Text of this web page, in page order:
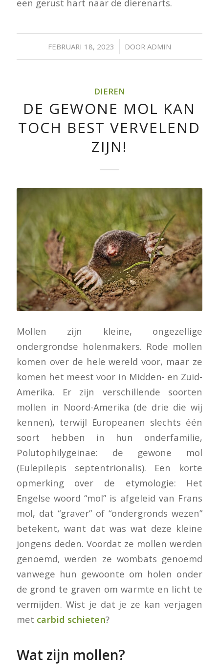
een gerust hart naar de dierenarts.
FEBRUARI 18, 2023
/ DOOR ADMIN
DIEREN
DE GEWONE MOL KAN
TOCH BEST VERVELEND
ZIJN!
Mollen zijn kleine, ongezellige
ondergrondse holenmakers. Rode mollen
komen over de hele wereld voor, maar ze
komen het meest voor in Midden- en Zuid-
Amerika. Er zijn verschillende soorten
mollen in Noord-Amerika (de drie die wij
kennen), terwijl Europeanen slechts één
soort hebben in hun onderfamilie,
Polutophilygeinae: de gewone mol
(Eulepilepis septentrionalis). Een korte
opmerking over de etymologie: Het
Engelse woord “mol” is afgeleid van Frans
mol, dat “graver” of “ondergronds wezen”
betekent, want dat was wat deze kleine
jongens deden. Voordat ze mollen werden
genoemd, werden ze wombats genoemd
vanwege hun gewoonte om holen onder
de grond te graven om warmte en licht te
vermijden. Wist je dat je ze kan verjagen
met carbid schieten?
Wat zijn mollen?